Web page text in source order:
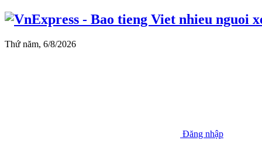
Thứ năm, 6/8/2026
Đăng nhập